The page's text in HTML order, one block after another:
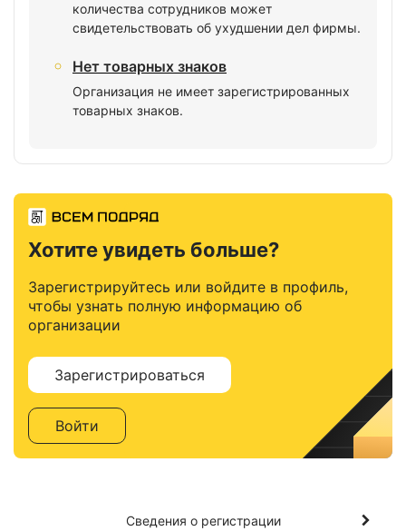
количества сотрудников может
свидетельствовать об ухудшении дел фирмы.
Нет товарных знаков
Организация не имеет зарегистрированных
товарных знаков.
Хотите увидеть больше?
Зарегистрируйтесь или войдите в профиль,
чтобы узнать полную информацию об
организации
Зарегистрироваться
Войти
Сведения о регистрации